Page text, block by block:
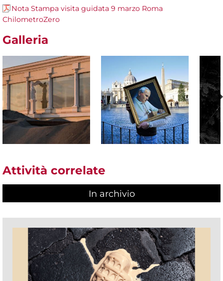
Nota Stampa visita guidata 9 marzo Roma
ChilometroZero
Galleria
Attività correlate
In archivio